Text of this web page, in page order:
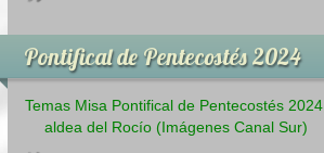
Pontifical de Pentecostés 2024
Temas Misa Pontifical de Pentecostés 2024,
aldea del Rocío (Imágenes Canal Sur)